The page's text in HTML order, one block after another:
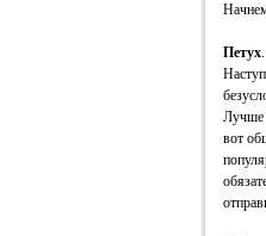
Петух.
Лучше
вот